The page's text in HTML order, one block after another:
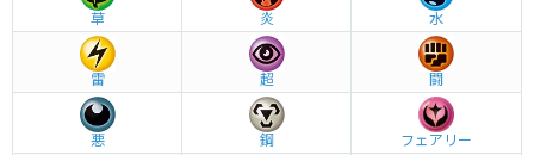
草 炎 水
雷 超 闘
悪 鋼 フェアリー